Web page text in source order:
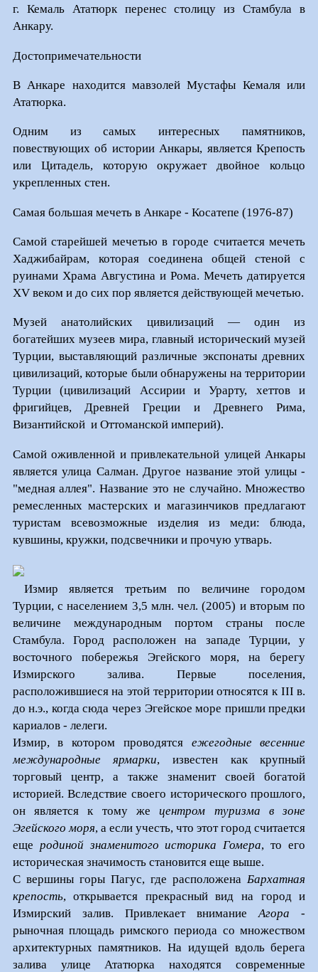
г. Кемаль Ататюрк перенес столицу из Стамбула в
Анкару.
Достопримечательности
В Анкаре находится мавзолей Мустафы Кемаля или
Ататюрка.
Одним из самых интересных памятников,
повествующих об истории Анкары, является Крепость
или Цитадель, которую окружает двойное кольцо
укрепленных стен.
Самая большая мечеть в Анкаре - Косатепе (1976-87)
Самой старейшей мечетью в городе считается мечеть
Хаджибайрам, которая соединена общей стеной с
руинами Храма Августина и Рома. Мечеть датируется
XV веком и до сих пор является действующей мечетью.
Музей анатолийских цивилизаций — один из
богатейших музеев мира, главный исторический музей
Турции, выставляющий различные экспонаты древних
цивилизаций, которые были обнаружены на территории
Турции (цивилизаций Ассирии и Урарту, хеттов и
фригийцев, Древней Греции и Древнего Рима,
Византийской и Оттоманской империй).
Самой оживленной и привлекательной улицей Анкары
является улица Салман. Другое название этой улицы -
"медная аллея". Название это не случайно. Множество
ремесленных мастерских и магазинчиков предлагают
туристам всевозможные изделия из меди: блюда,
кувшины, кружки, подсвечники и прочую утварь.
Измир является третьим по величине городом
Турции, с населением 3,5 млн. чел. (2005) и вторым по
величине международным портом страны после
Стамбула. Город расположен на западе Турции, у
восточного побережья Эгейского моря, на берегу
Измирского залива. Первые поселения,
расположившиеся на этой территории относятся к III в.
до н.э., когда сюда через Эгейское море пришли предки
кариалов - лелеги.
Измир, в котором проводятся ежегодные весенние
международные ярмарки, известен как крупный
торговый центр, а также знаменит своей богатой
историей. Вследствие своего исторического прошлого,
он является к тому жецентром туризма в зоне
Эгейского моря, а если учесть, что этот город считается
еще родиной знаменитого историка Гомера, то его
историческая значимость становится еще выше.
С вершины горы Пагус, где расположена Бархатная
крепость, открывается прекрасный вид на город и
Измирский залив. Привлекает вниманиеАгора-
рыночная площадь римского периода со множеством
архитектурных памятников. На идущей вдоль берега
залива улице Ататюрка находятся современные